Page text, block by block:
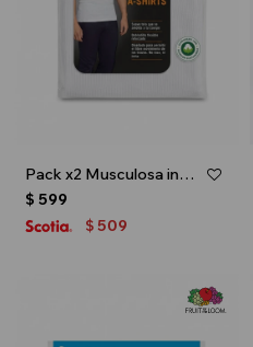
Pack x2 Musculosa interior para caballero - Blanco
$ 599
$ 509